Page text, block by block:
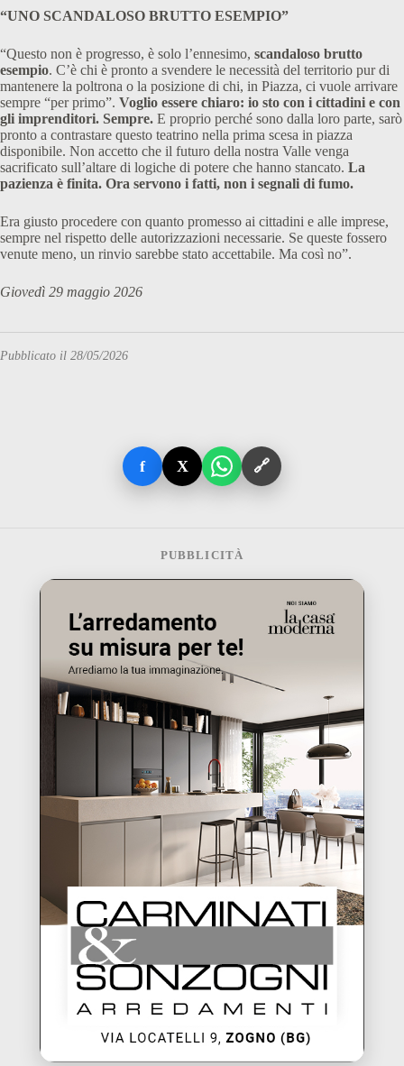
“UNO SCANDALOSO BRUTTO ESEMPIO”
“Questo non è progresso, è solo l’ennesimo, scandaloso brutto
esempio. C’è chi è pronto a svendere le necessità del territorio pur di
mantenere la poltrona o la posizione di chi, in Piazza, ci vuole arrivare
sempre “per primo”. Voglio essere chiaro: io sto con i cittadini e con
gli imprenditori. Sempre. E proprio perché sono dalla loro parte, sarò
pronto a contrastare questo teatrino nella prima scesa in piazza
disponibile. Non accetto che il futuro della nostra Valle venga
sacrificato sull’altare di logiche di potere che hanno stancato. La
pazienza è finita. Ora servono i fatti, non i segnali di fumo.
Era giusto procedere con quanto promesso ai cittadini e alle imprese,
sempre nel rispetto delle autorizzazioni necessarie. Se queste fossero
venute meno, un rinvio sarebbe stato accettabile. Ma così no”.
Giovedì 29 maggio 2026
Pubblicato il 28/05/2026
f X 🔗
PUBBLICITÀ